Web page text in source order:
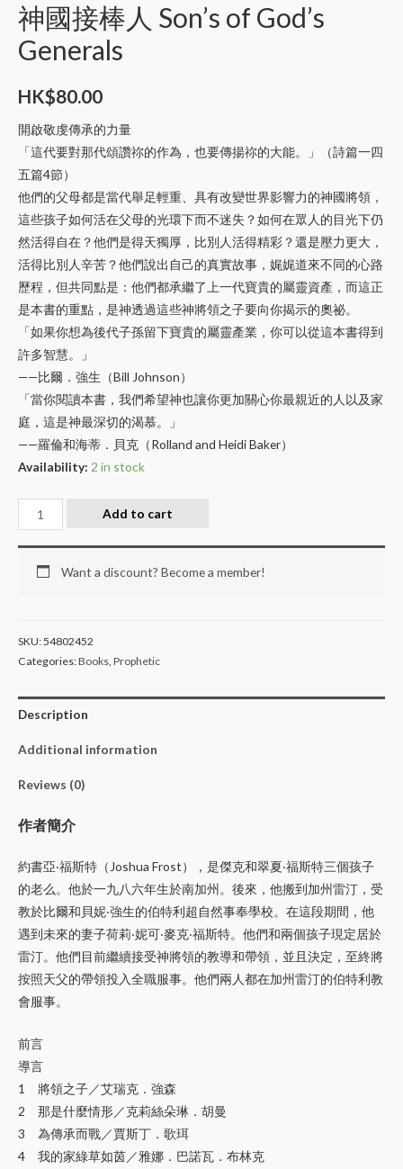
神國接棒人 Son’s of God’s
Generals
HK$80.00
開啟敬虔傳承的力量
「這代要對那代頌讚祢的作為，也要傳揚祢的大能。」（詩篇一四
五篇4節）
他們的父母都是當代舉足輕重、具有改變世界影響力的神國將領，
這些孩子如何活在父母的光環下而不迷失？如何在眾人的目光下仍
然活得自在？他們是得天獨厚，比別人活得精彩？還是壓力更大，
活得比別人辛苦？他們說出自己的真實故事，娓娓道來不同的心路
歷程，但共同點是：他們都承繼了上一代寶貴的屬靈資產，而這正
是本書的重點，是神透過這些神將領之子要向你揭示的奧祕。
「如果你想為後代子孫留下寶貴的屬靈產業，你可以從這本書得到
許多智慧。」
——比爾．強生（Bill Johnson）
「當你閱讀本書，我們希望神也讓你更加關心你最親近的人以及家
庭，這是神最深切的渴慕。」
——羅倫和海蒂．貝克（Rolland and Heidi Baker）
Availability: 2 in stock
Add to cart
Want a discount? Become a member!
SKU:54802452
Categories:Books Prophetic
Description
Additional information
Reviews (0)
作者簡介
約書亞‧福斯特（Joshua Frost），是傑克和翠夏‧福斯特三個孩子
的老么。他於一九八六年生於南加州。後來，他搬到加州雷汀，受
教於比爾和貝妮‧強生的伯特利超自然事奉學校。在這段期間，他
遇到未來的妻子荷莉‧妮可‧麥克‧福斯特。他們和兩個孩子現定居於
雷汀。他們目前繼續接受神將領的教導和帶領，並且決定，至終將
按照天父的帶領投入全職服事。他們兩人都在加州雷汀的伯特利教
會服事。
前言
導言
1 將領之子／艾瑞克．強森
2 那是什麼情形／克莉絲朵琳．胡曼
3 為傳承而戰／賈斯丁．歌珥
4 我的家綠草如茵／雅娜．巴諾瓦．布林克